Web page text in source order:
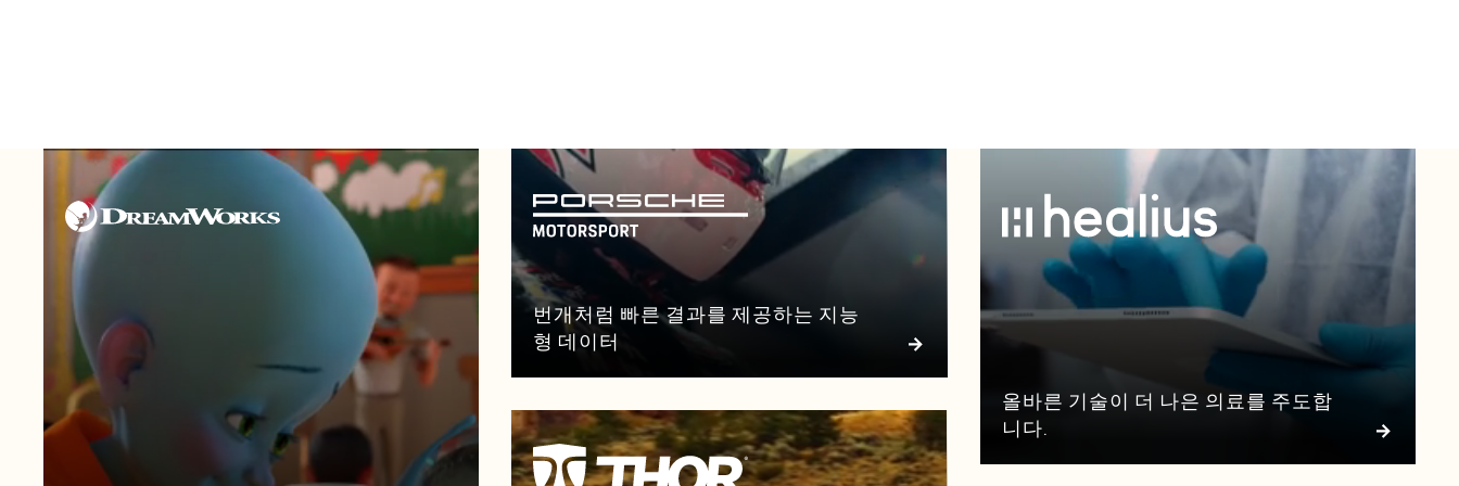
번개처럼 빠른 결과를 제공하는 지능
형 데이터
올바른 기술이 더 나은 의료를 주도합
니다.